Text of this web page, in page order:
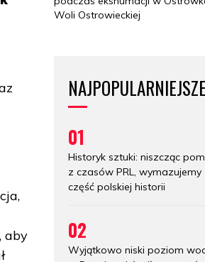
aby
Woli Ostrowieckiej
NAJPOPULARNIEJSZE
01
Historyk sztuki: niszcząc
z czasów PRL, wymazujemy
część polskiej historii
02
Wyjątkowo niski poziom